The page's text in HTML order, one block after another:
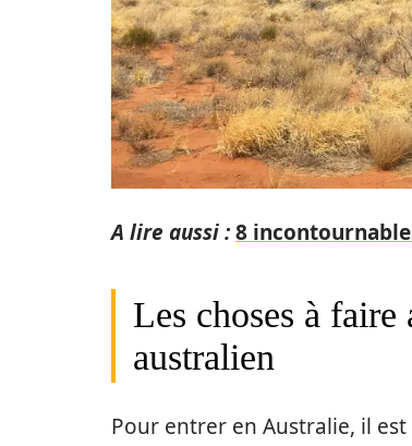
A lire aussi :8
Les choses à
australien
Pour entrer en Australie, il